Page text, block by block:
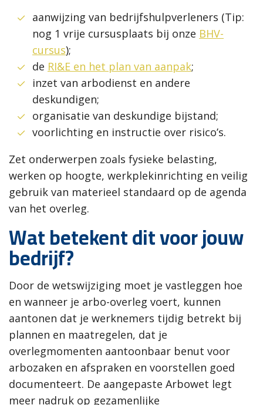
aanwijzing van bedrijfshulpverleners (Tip:
nog 1 vrije cursusplaats bij onze BHV-
cursus);
de RI&E en het plan van aanpak;
inzet van arbodienst en andere
deskundigen;
organisatie van deskundige bijstand;
voorlichting en instructie over risico’s.
Zet onderwerpen zoals fysieke belasting,
werken op hoogte, werkplekinrichting en veilig
gebruik van materieel standaard op de agenda
van het overleg.
Wat betekent dit voor jouw
bedrijf?
Door de wetswijziging moet je vastleggen hoe
en wanneer je arbo-overleg voert, kunnen
aantonen dat je werknemers tijdig betrekt bij
plannen en maatregelen, dat je
overlegmomenten aantoonbaar benut voor
arbozaken en afspraken en voorstellen goed
documenteert. De aangepaste Arbowet legt
meer nadruk op gezamenlijke